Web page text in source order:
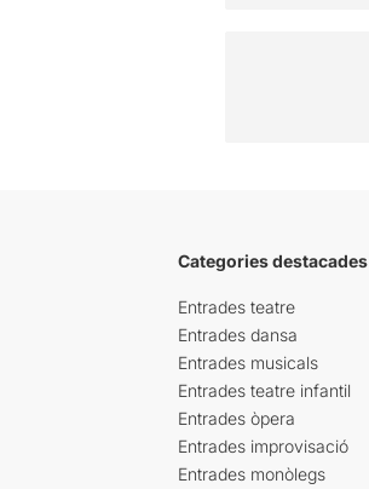
Categories destacades
Entrades teatre
Entrades dansa
Entrades musicals
Entrades teatre infantil
Entrades òpera
Entrades improvisació
Entrades monòlegs